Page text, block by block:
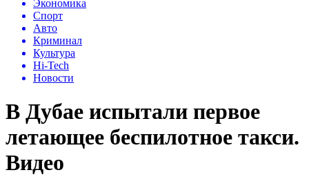
Экономика
Спорт
Авто
Криминал
Культура
Hi-Tech
Новости
В Дубае испытали первое
летающее беспилотное такси.
Видео